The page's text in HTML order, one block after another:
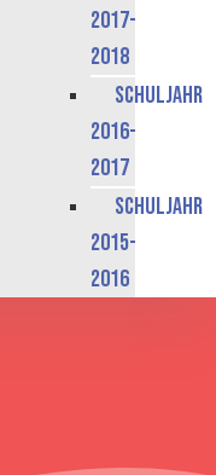
2017-
2018
Schuljahr
2016-
2017
Schuljahr
2015-
2016